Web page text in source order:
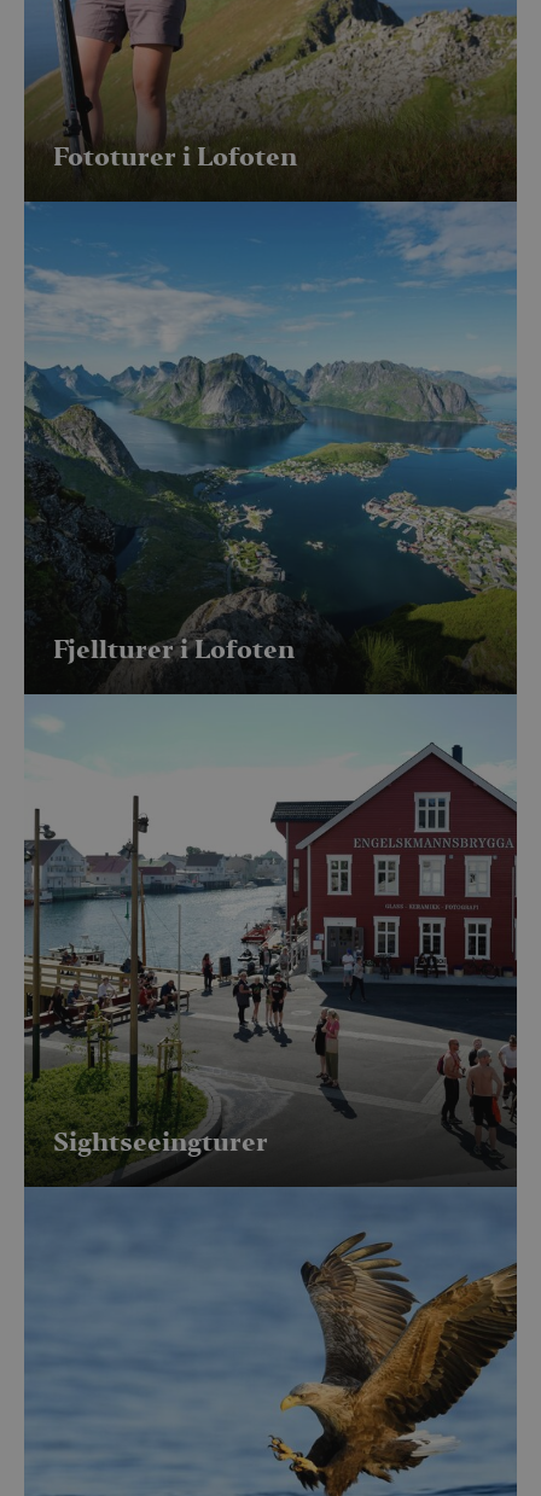
Fototurer i Lofoten
Fjellturer i Lofoten
Sightseeingturer